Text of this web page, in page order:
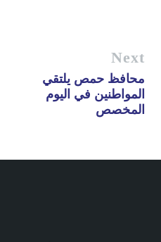
Next
محافظ حمص يلتقي
المواطنين في اليوم
المخصص